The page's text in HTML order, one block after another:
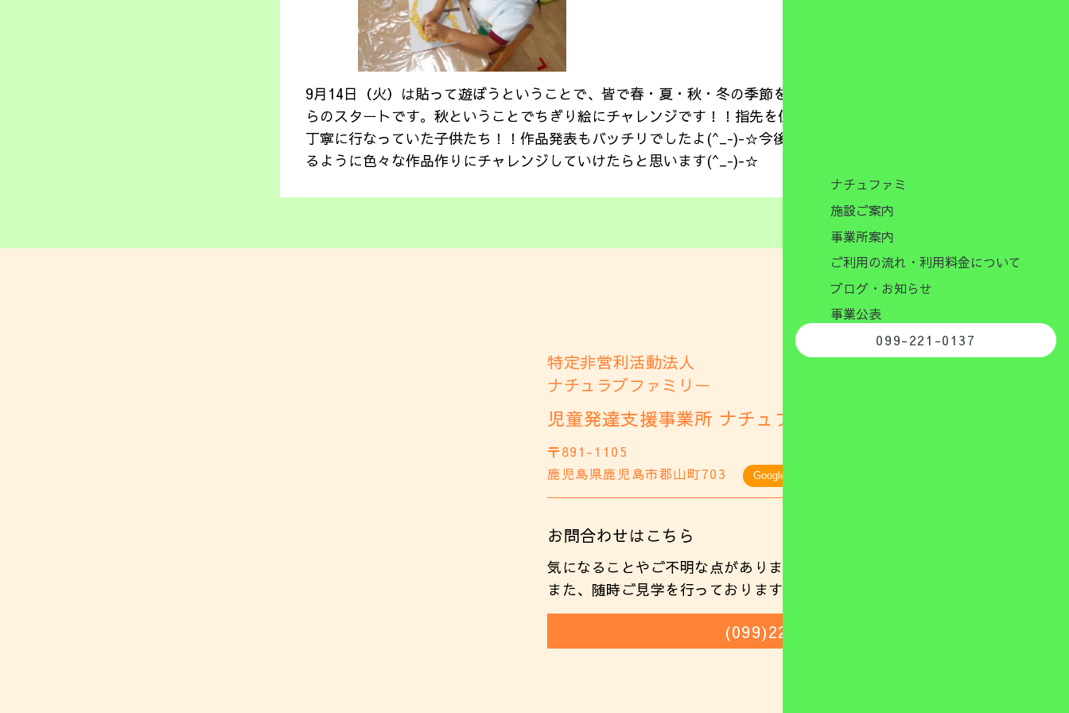
ナチュファミ
施設ご案内
事業所案内
ご利用の流れ・利用料金について
ブログ・お知らせ
事業公表
099-221-0137
9月14日（火）は貼って遊ぼうということで、皆で春・夏・秋・冬の季節を絵カードで確認して分別してか
らのスタートです。秋ということでちぎり絵にチャレンジです！！指先を使ってビリビリ破いてのりづけも
丁寧に行なっていた子供たち！！作品発表もバッチリでしたよ(^_-)-☆今後も、手先の巧緻性を高めていけ
るように色々な作品作りにチャレンジしていけたらと思います(^_-)-☆
特定非営利活動法人
ナチュラブファミリー
児童発達支援事業所 ナチュファミ
〒891-1105
鹿児島県鹿児島市郡山町703
GoogleMap
お問合わせはこちら
気になることやご不明な点がありましたらお気軽にご相談ください。
また、随時ご見学を行っておりますのでお気軽にお電話ください。
(099)221-0137